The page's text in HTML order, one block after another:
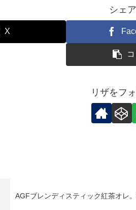
シェ
X
リザをフ
AGFブレンディスティック紅茶オレ